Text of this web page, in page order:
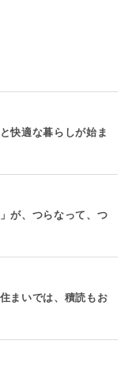
快適な暮らしが始ま
が、つらなって、つ
まいでは、積読もお